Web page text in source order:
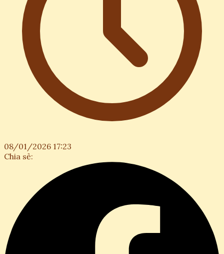
08/01/2026 17:23
Chia sẻ: